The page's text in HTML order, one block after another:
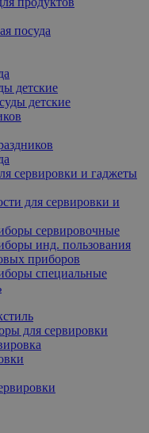
посуда
детские
детские
сервировки и гаджеты
для сервировки и
сервировочные
инд. пользования
приборов
специальные
для сервировки